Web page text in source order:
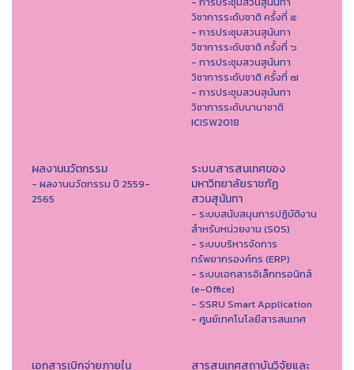
วิชาการระดับชาติ ครั้งที่ ๕
- การประชุมสวนสุนันทา
วิชาการระดับชาติ ครั้งที่ ๖
- การประชุมสวนสุนันทา
วิชาการระดับชาติ ครั้งที่ ๗
- การประชุมสวนสุนันทา
วิชาการระดับนานาชาติ
ICISW2018
ผลงานนวัตกรรม
- ผลงานนวัตกรรม ปี 2559-
2565
ระบบสารสนเทศของ
มหาวิทยาลัยราชภัฏ
สวนสุนันทา
- ระบบสนับสนุนการปฏิบัติงาน
สำหรับหน่วยงาน (SOS)
- ระบบบริหารจัดการ
ทรัพยากรองค์กร (ERP)
- ระบบเอกสารอิเล็กทรอนิกส์
(e-Office)
- SSRU Smart Application
- ศูนย์เทคโนโลยีสารสนเทศ
เอกสารเบิกจ่ายภายใน สารสนเทศสถาบันวิจัยและ